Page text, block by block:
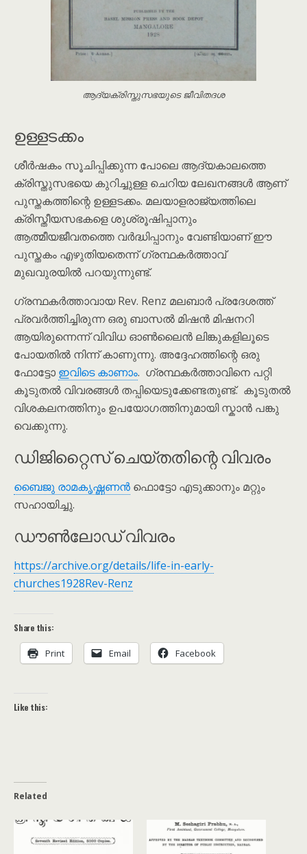
ആദ്യക്രിസ്തുസഭയുടെ ജീവിതദശ
ഉള്ളടക്കം
ശീർഷകം സൂചിപ്പിക്കുന്ന പോലെ ആദ്യകാലത്തെ
ക്രിസ്തുസഭയെ കുറിച്ചുള്ള ചെറിയ ലേഖനങ്ങൾ ആണ്
പുസ്തകത്തിന്റെ ഉള്ളടക്കം. മലയാളരാജ്യത്തിലെ
ക്രിസ്തീയസഭകളെ ശുശ്രൂഷിപ്പാനും
ആത്മീയജീവതത്തെ വർദ്ധിപ്പാനും വേണ്ടിയാണ് ഈ
പുസ്തകം എഴുതിയതെന്ന് ഗ്രന്ഥകർത്താവ്
മുഖവുരയിൽ പറയുന്നുണ്ട്.
ഗ്രന്ഥകർത്താവായ Rev. Renz മലബാർ പ്രദേശത്ത്
പ്രവർത്തിച്ചിരുന്ന ഒരു ബാസൽ മിഷൻ മിഷനറി
ആയിരുന്നെന്ന് വിവിധ ഓൺലൈൻ ലിങ്കുകളിലൂടെ
പോയതിൽ നിന്ന് കാണുന്നു. അദ്ദേഹത്തിന്റെ ഒരു
ഫോട്ടോ ഇവിടെ കാണാം. ഗ്രന്ഥകർത്താവിനെ പറ്റി
കൂടുതൽ വിവരങ്ങൾ തപ്പിയെടുക്കേണ്ടതുണ്ട്. കൂടുതൽ
വിശകലനത്തിനും ഉപയോഗത്തിനുമായി സ്കാൻ പങ്കു
വെക്കുന്നു.
ഡിജിറ്റൈസ് ചെയ്തതിന്റെ വിവരം
ബൈജു രാമകൃഷ്ണണൻ ഫൊട്ടോ എടുക്കാനും മറ്റും
സഹായിച്ചു.
ഡൗൺലോഡ് വിവരം
https://archive.org/details/life-in-early-
churches1928Rev-Renz
Share this:
Print Email Facebook
Like this:
Related